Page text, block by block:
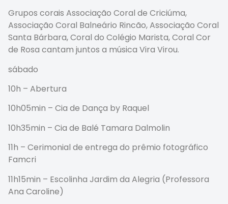
Grupos corais Associação Coral de Criciúma,
Associação Coral Balneário Rincão, Associação Coral
Santa Bárbara, Coral do Colégio Marista, Coral Cor
de Rosa cantam juntos a música Vira Virou.
sábado
10h – Abertura
10h05min – Cia de Dança by Raquel
10h35min – Cia de Balé Tamara Dalmolin
11h – Cerimonial de entrega do prêmio fotográfico
Famcri
11h15min – Escolinha Jardim da Alegria (Professora
Ana Caroline)